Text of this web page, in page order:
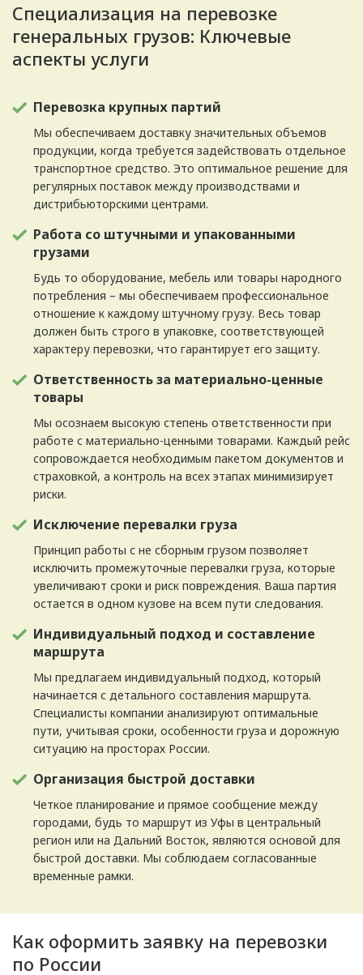
Специализация на перевозке
генеральных грузов: Ключевые
аспекты услуги
Перевозка крупных партий
Мы обеспечиваем доставку значительных объемов
продукции, когда требуется задействовать отдельное
транспортное средство. Это оптимальное решение для
регулярных поставок между производствами и
дистрибьюторскими центрами.
Работа со штучными и упакованными
грузами
Будь то оборудование, мебель или товары народного
потребления – мы обеспечиваем профессиональное
отношение к каждому штучному грузу. Весь товар
должен быть строго в упаковке, соответствующей
характеру перевозки, что гарантирует его защиту.
Ответственность за материально-ценные
товары
Мы осознаем высокую степень ответственности при
работе с материально-ценными товарами. Каждый рейс
сопровождается необходимым пакетом документов и
страховкой, а контроль на всех этапах минимизирует
риски.
Исключение перевалки груза
Принцип работы с не сборным грузом позволяет
исключить промежуточные перевалки груза, которые
увеличивают сроки и риск повреждения. Ваша партия
остается в одном кузове на всем пути следования.
Индивидуальный подход и составление
маршрута
Мы предлагаем индивидуальный подход, который
начинается с детального составления маршрута.
Специалисты компании анализируют оптимальные
пути, учитывая сроки, особенности груза и дорожную
ситуацию на просторах России.
Организация быстрой доставки
Четкое планирование и прямое сообщение между
городами, будь то маршрут из Уфы в центральный
регион или на Дальний Восток, являются основой для
быстрой доставки. Мы соблюдаем согласованные
временные рамки.
Как оформить заявку на перевозки
по России